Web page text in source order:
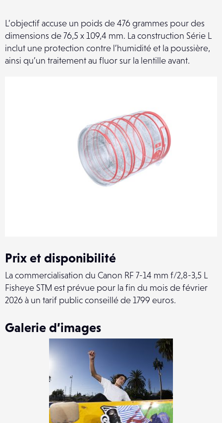
L’objectif accuse un poids de 476 grammes pour des
dimensions de 76,5 x 109,4 mm. La construction Série L
inclut une protection contre l’humidité et la poussière,
ainsi qu’un traitement au fluor sur la lentille avant.
Prix et disponibilité
La commercialisation du Canon RF 7-14 mm f/2,8-3,5 L
Fisheye STM est prévue pour la fin du mois de février
2026à un tarif public conseillé de 1799 euros.
Galerie d’images